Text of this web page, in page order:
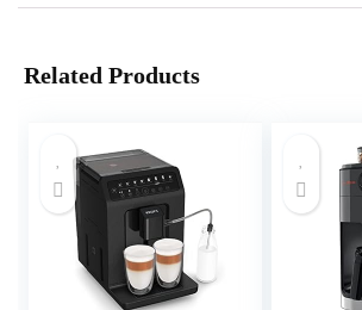
Related Products